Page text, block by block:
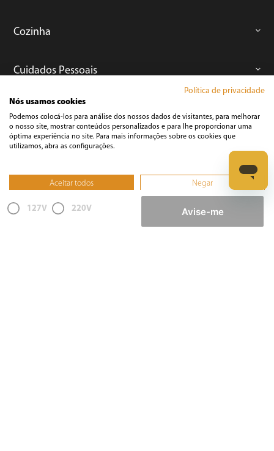
127V 220V Avise-me
Cozinha
Cuidados Pessoais
Ferramentas
Esmerilhadeira
Furadeira
Lixadeira
Política de privacidade
Nós usamos cookies
Podemos colocá-los para análise dos nossos dados de visitantes, para melhorar
o nosso site, mostrar conteúdos personalizados e para lhe proporcionar uma
óptima experiência no site. Para mais informações sobre os cookies que
utilizamos, abra as configurações.
Aceitar todos Negar
Não, ajustar